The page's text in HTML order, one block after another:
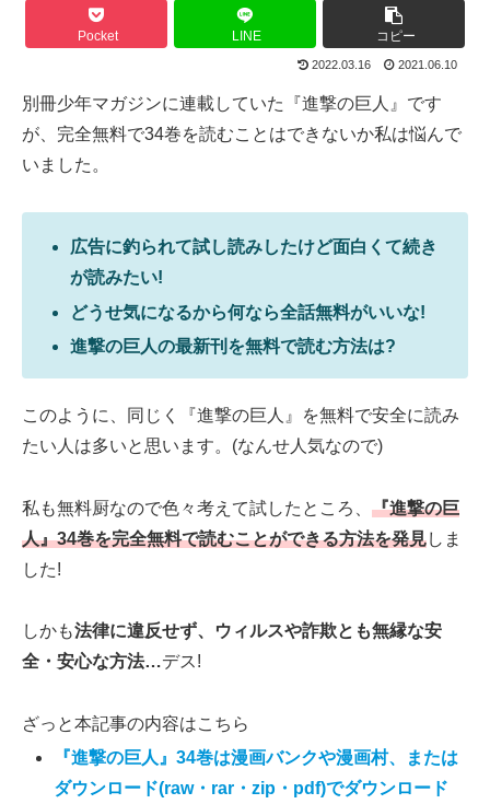
Pocket LINE コピー
2022.03.16 2021.06.10
別冊少年マガジンに連載していた『進撃の巨人』です
が、完全無料で34巻を読むことはできないか私は悩んで
いました。
広告に釣られて試し読みしたけど面白くて続き
が読みたい!
どうせ気になるから何なら全話無料がいいな!
進撃の巨人の最新刊を無料で読む方法は?
このように、同じく『進撃の巨人』を無料で安全に読み
たい人は多いと思います。(なんせ人気なので)
私も無料厨なので色々考えて試したところ、 『進撃の巨
人』34巻を完全無料で読むことができる方法を発見しま
した!
しかも法律に違反せず、ウィルスや詐欺とも無縁な安
全・安心な方法…デス!
ざっと本記事の内容はこちら
『進撃の巨人』34巻は漫画バンクや漫画村、または
ダウンロード(raw・rar・zip・pdf)でダウンロード